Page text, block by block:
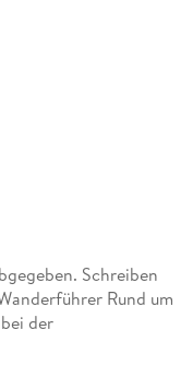
Schreiben
Rund um
der